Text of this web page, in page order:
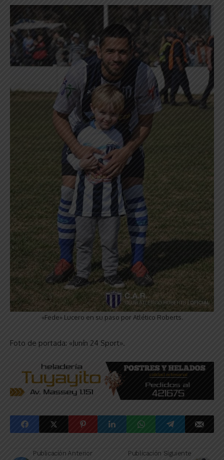
«Fede» Lucero en su paso por Atlético Roberts.
Foto de portada: «Junín 24 Sport».
Publicación Anterior Publicación Siguiente